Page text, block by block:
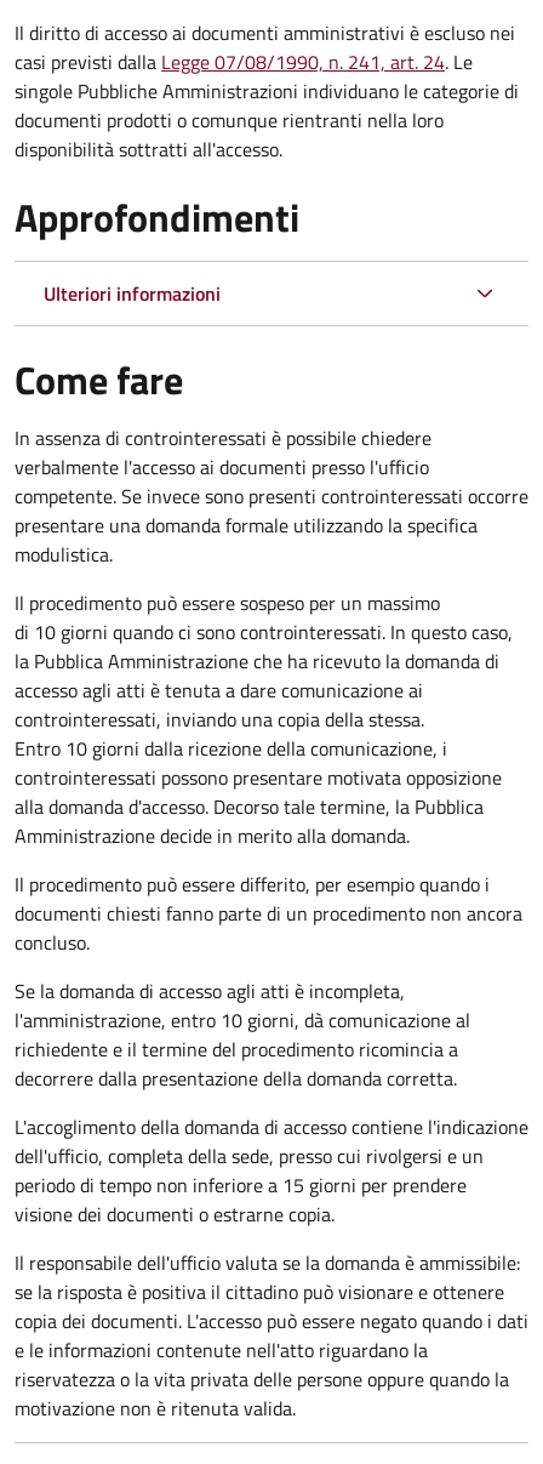
Il diritto di accesso ai documenti amministrativi è escluso nei
casi previsti dalla Legge 07/08/1990, n. 241, art. 24. Le
singole Pubbliche Amministrazioni individuano le categorie di
documenti prodotti o comunque rientranti nella loro
disponibilità sottratti all'accesso.
Approfondimenti
Ulteriori informazioni
Come fare
In assenza di controinteressati è possibile chiedere
verbalmente l'accesso ai documenti presso l'ufficio
competente. Se invece sono presenti controinteressati occorre
presentare una domanda formale utilizzando la specifica
modulistica.
Il procedimento può essere sospeso per un massimo
di 10 giorni quando ci sono controinteressati. In questo caso,
la Pubblica Amministrazione che ha ricevuto la domanda di
accesso agli atti è tenuta a dare comunicazione ai
controinteressati, inviando una copia della stessa.
Entro 10 giorni dalla ricezione della comunicazione, i
controinteressati possono presentare motivata opposizione
alla domanda d'accesso. Decorso tale termine, la Pubblica
Amministrazione decide in merito alla domanda.
Il procedimento può essere differito, per esempio quando i
documenti chiesti fanno parte di un procedimento non ancora
concluso.
Se la domanda di accesso agli atti è incompleta,
l'amministrazione, entro 10 giorni, dà comunicazione al
richiedente e il termine del procedimento ricomincia a
decorrere dalla presentazione della domanda corretta.
L'accoglimento della domanda di accesso contiene l'indicazione
dell'ufficio, completa della sede, presso cui rivolgersi e un
periodo di tempo non inferiore a 15 giorni per prendere
visione dei documenti o estrarne copia.
Il responsabile dell'ufficio valuta se la domanda è ammissibile:
se la risposta è positiva il cittadino può visionare e ottenere
copia dei documenti. L'accesso può essere negato quando i dati
e le informazioni contenute nell'atto riguardano la
riservatezza o la vita privata delle persone oppure quando la
motivazione non è ritenuta valida.